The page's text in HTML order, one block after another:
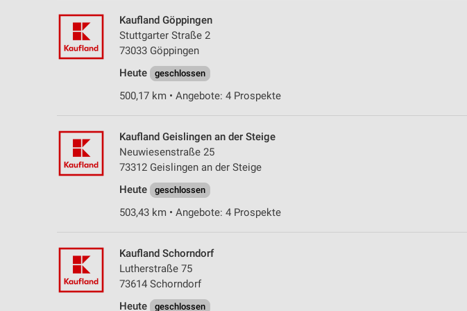
Kaufland Göppingen
Stuttgarter Straße 2
73033 Göppingen
Heute
geschlossen
500,17 km • Angebote: 4 Prospekte
Kaufland Geislingen an der Steige
Neuwiesenstraße 25
73312 Geislingen an der Steige
Heute
geschlossen
503,43 km • Angebote: 4 Prospekte
Kaufland Schorndorf
Lutherstraße 75
73614 Schorndorf
Heute
geschlossen